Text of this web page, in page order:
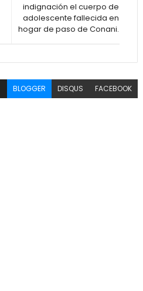
indignación el cuerpo de
adolescente fallecida en
hogar de paso de Conani.
BLOGGER DISQUS FACEBOOK